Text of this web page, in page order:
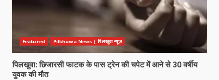
Featured Pilkhuwa News | पिलखुवा न्यूज़
पिलखुवा: छिजारसी फाटक के पास ट्रेन की चपेट में आने से 30 वर्षीय
युवक की मौत